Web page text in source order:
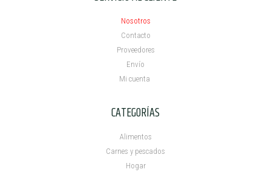
Nosotros
Contacto
Proveedores
Envío
Mi cuenta ​
CATEGORÍAS
Alimentos
Carnes y pescados
Hogar